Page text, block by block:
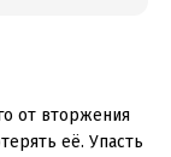
от вторжения
её. Упасть